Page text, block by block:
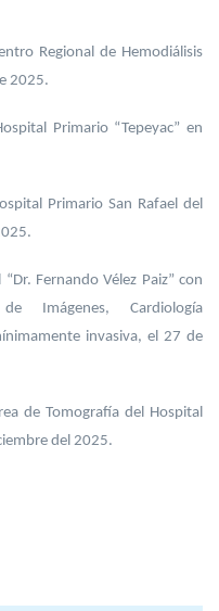
Regional de Hemodiálisis
2025.
Primario “Tepeyac” en
Primario San Rafael del
Fernando Vélez Paiz” con
Imágenes, Cardiología
invasiva, el 27 de
de Tomografía del Hospital
del 2025.